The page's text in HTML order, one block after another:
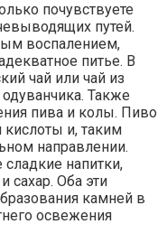
почувствуете
путей.
воспалением,
питье. В
чай или чай из
Также
пива и колы. Пиво
кислоты и, таким
направлении.
напитки,
сахар. Оба эти
камней в
освежения